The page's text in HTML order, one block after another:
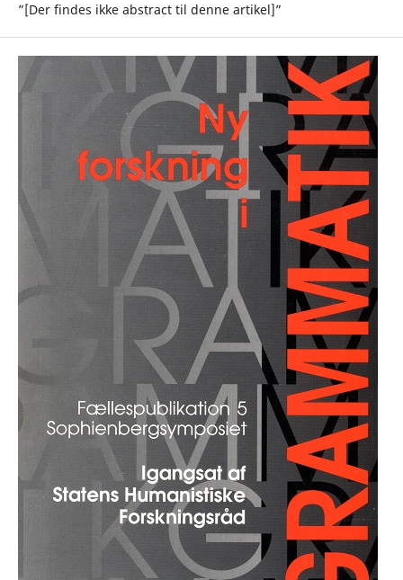
”[Der findes ikke abstract til denne artikel]”